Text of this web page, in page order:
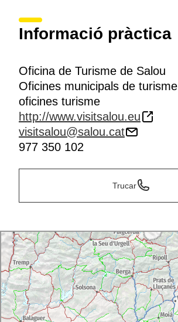
Informació pràctica
Oficina de Turisme de Salou
Oficines municipals de turisme
oficines turisme
http://www.visitsalou.eu
visitsalou@salou.cat
977 350 102
Trucar